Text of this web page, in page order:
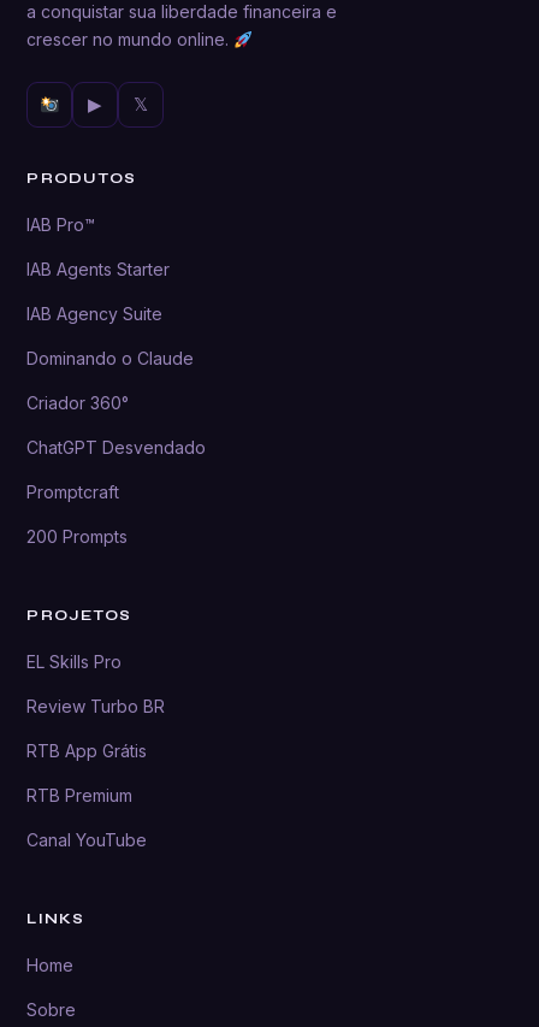
a conquistar sua liberdade financeira e
crescer no mundo online.
▶ 𝕏
PRODUTOS
IAB Pro™
IAB Agents Starter
IAB Agency Suite
Dominando o Claude
Criador 360°
ChatGPT Desvendado
Promptcraft
200 Prompts
PROJETOS
EL Skills Pro
Review Turbo BR
RTB App Grátis
RTB Premium
Canal YouTube
LINKS
Home
Sobre